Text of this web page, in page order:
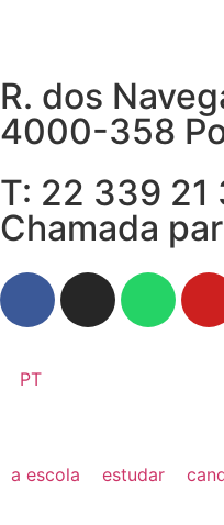
R. dos
4000-358
T: 22 339 21
Chamada
PT
a escola estudar